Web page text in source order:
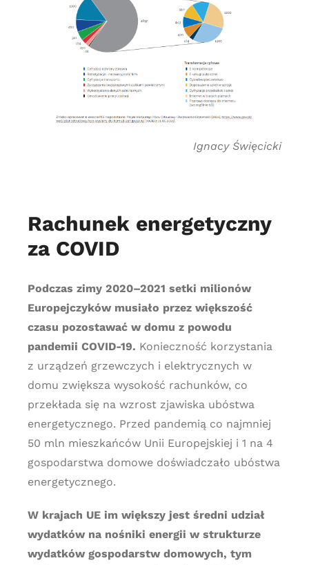
Ignacy Święcicki
Rachunek energetyczny
za COVID
Podczas zimy 2020–2021 setki milionów
Europejczyków musiało przez większość
czasu pozostawać w domu z powodu
pandemii COVID-19. Konieczność korzystania
z urządzeń grzewczych i elektrycznych w
domu zwiększa wysokość rachunków, co
przekłada się na wzrost zjawiska ubóstwa
energetycznego. Przed pandemią co najmniej
50 mln mieszkańców Unii Europejskiej i 1 na 4
gospodarstwa domowe doświadczało ubóstwa
energetycznego.
W krajach UE im większy jest średni udział
wydatków na nośniki energii w strukturze
wydatków gospodarstw domowych, tym